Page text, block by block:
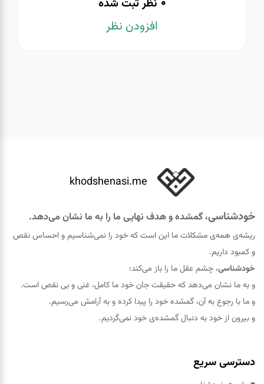
0 نظر ثبت شده
افزودن نظر
khodshenasi.me
خودشناسی، گمشده و هدف نهایی ما را به ما نشان می‌دهد.
ریشه‌ی همه‌ی مشکلات ما این است که خود را نمی‌شناسیم و احساس نقص
و کمبود داریم.
خودشناسی، چشم عقل ما را باز می‌کند؛
و به ما نشان می‌دهد که حقيقت جان خود ما کامل، غنی و بی نقص است.
و ما با رجوع به آن، گمشده خود را پيدا کرده و به آرامش می‌رسیم.
و بیرون از خود به دنبال گمشده‌ی خود نمی‌گردیم.
دسترسی سریع